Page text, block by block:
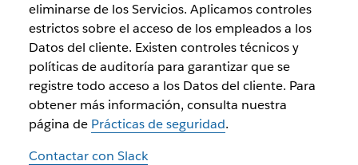
eliminarse de los Servicios. Aplicamos controles
estrictos sobre el acceso de los empleados a los
Datos del cliente. Existen controles técnicos y
políticas de auditoría para garantizar que se
registre todo acceso a los Datos del cliente. Para
obtener más información, consulta nuestra
página de Prácticas de seguridad.
Contactar con Slack